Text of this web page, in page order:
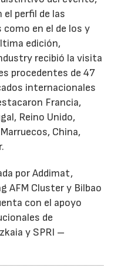
perfil de las
en el de los y
edición,
recibió la visita
procedentes de 47
internacionales
Francia,
Reino Unido,
China,
por Addimat,
AFM Cluster y Bilbao
con el apoyo
de
y SPRI –